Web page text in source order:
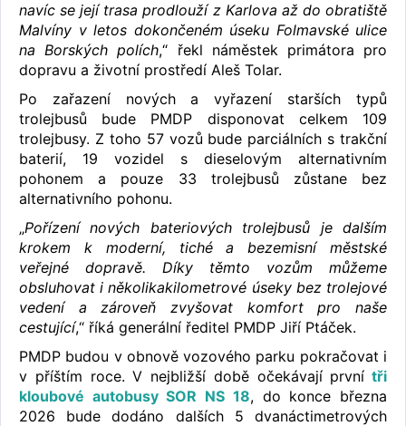
navíc se její trasa prodlouží z Karlova až do obratiště
Malvíny v letos dokončeném úseku Folmavské ulice
na Borských polích,“ řekl náměstek primátora pro
dopravu a životní prostředí Aleš Tolar.
Po zařazení nových a vyřazení starších typů
trolejbusů bude PMDP disponovat celkem 109
trolejbusy. Z toho 57 vozů bude parciálních s trakční
baterií, 19 vozidel s dieselovým alternativním
pohonem a pouze 33 trolejbusů zůstane bez
alternativního pohonu.
„Pořízení nových bateriových trolejbusů je dalším
krokem k moderní, tiché a bezemisní městské
veřejné dopravě. Díky těmto vozům můžeme
obsluhovat i několikakilometrové úseky bez trolejové
vedení a zároveň zvyšovat komfort pro naše
cestující,“ říká generální ředitel PMDP Jiří Ptáček.
PMDP budou v obnově vozového parku pokračovat i
v příštím roce. V nejbližší době očekávají první tři
kloubové autobusy SOR NS 18, do konce března
2026 bude dodáno dalších 5 dvanáctimetrových